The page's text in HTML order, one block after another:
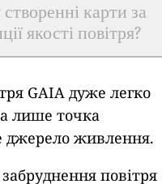
карти за
якості повітря?
GAIA дуже легко
лише точка
джерело живлення.
повітря